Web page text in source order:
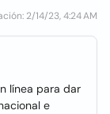
2/14/23, 4:24 AM
línea para dar
e